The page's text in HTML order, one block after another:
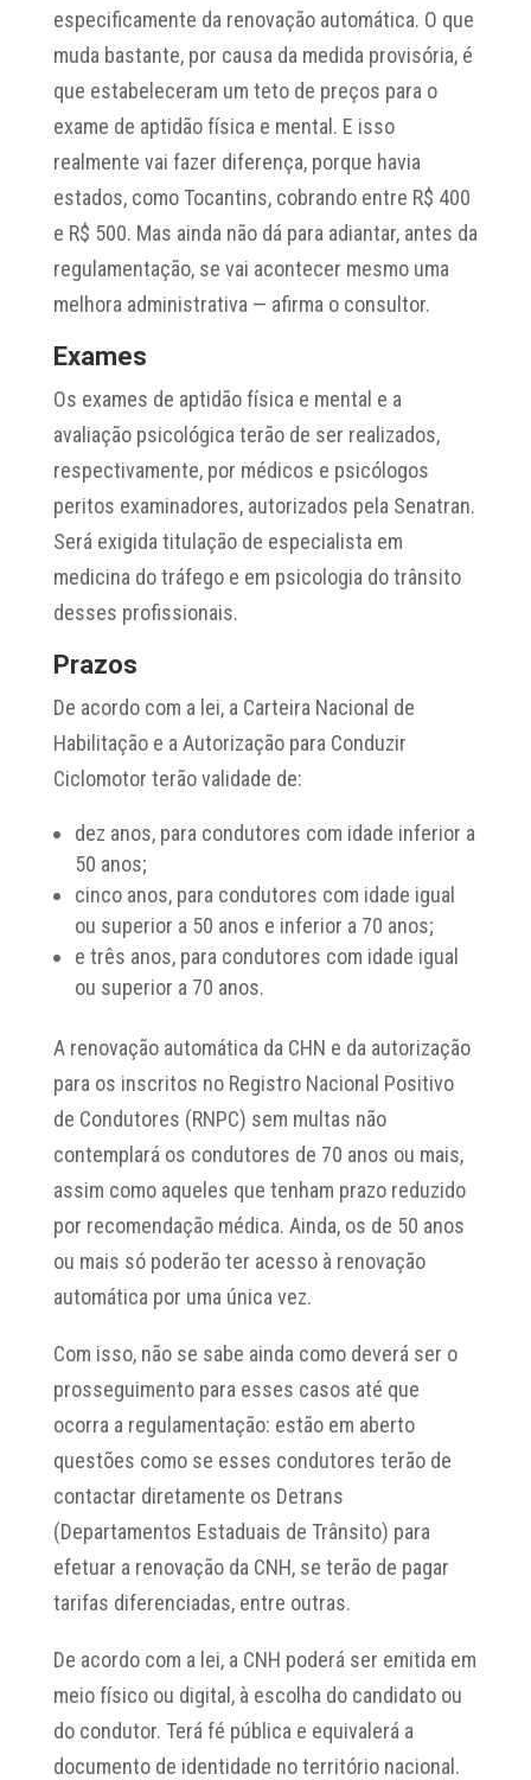
especificamente da renovação automática. O que
muda bastante, por causa da medida provisória, é
que estabeleceram um teto de preços para o
exame de aptidão física e mental. E isso
realmente vai fazer diferença, porque havia
estados, como Tocantins, cobrando entre R$ 400
e R$ 500. Mas ainda não dá para adiantar, antes da
regulamentação, se vai acontecer mesmo uma
melhora administrativa — afirma o consultor.
Exames
Os exames de aptidão física e mental e a
avaliação psicológica terão de ser realizados,
respectivamente, por médicos e psicólogos
peritos examinadores, autorizados pela Senatran.
Será exigida titulação de especialista em
medicina do tráfego e em psicologia do trânsito
desses profissionais.
Prazos
De acordo com a lei, a Carteira Nacional de
Habilitação e a Autorização para Conduzir
Ciclomotor terão validade de:
dez anos, para condutores com idade inferior a
50 anos;
cinco anos, para condutores com idade igual
ou superior a 50 anos e inferior a 70 anos;
e três anos, para condutores com idade igual
ou superior a 70 anos.
A renovação automática da CHN e da autorização
para os inscritos no Registro Nacional Positivo
de Condutores (RNPC) sem multas não
contemplará os condutores de 70 anos ou mais,
assim como aqueles que tenham prazo reduzido
por recomendação médica. Ainda, os de 50 anos
ou mais só poderão ter acesso à renovação
automática por uma única vez.
Com isso, não se sabe ainda como deverá ser o
prosseguimento para esses casos até que
ocorra a regulamentação: estão em aberto
questões como se esses condutores terão de
contactar diretamente os Detrans
(Departamentos Estaduais de Trânsito) para
efetuar a renovação da CNH, se terão de pagar
tarifas diferenciadas, entre outras.
De acordo com a lei, a CNH poderá ser emitida em
meio físico ou digital, à escolha do candidato ou
do condutor. Terá fé pública e equivalerá a
documento de identidade no território nacional.